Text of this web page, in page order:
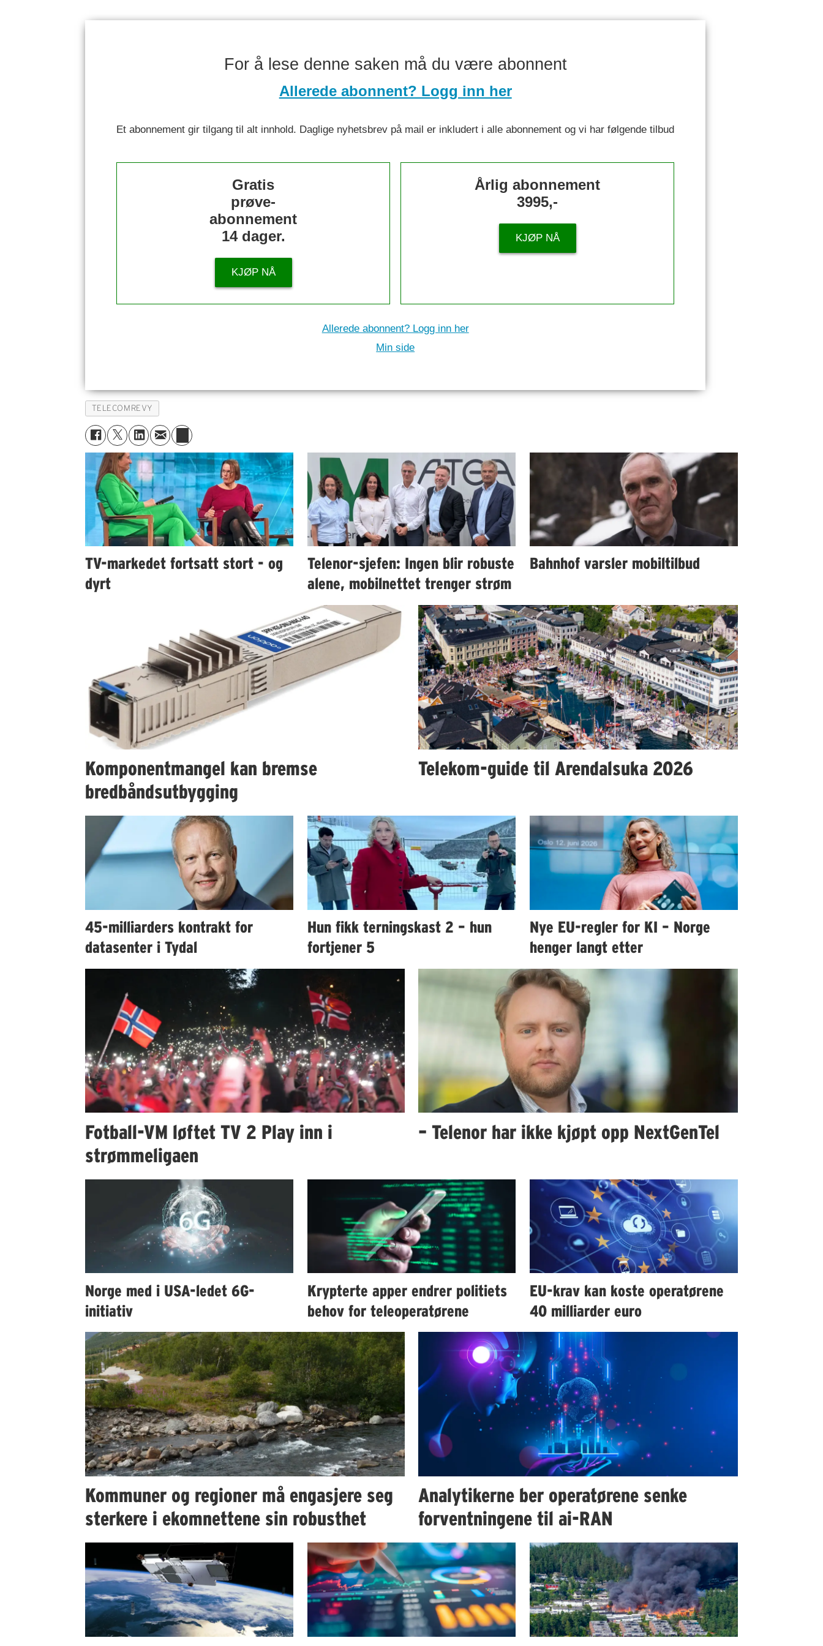
For å lese denne saken må du være abonnent
Allerede abonnent? Logg inn her
Et abonnement gir tilgang til alt innhold. Daglige nyhetsbrev på mail er inkludert i alle abonnement og vi har følgende tilbud
Gratis
prøve-
abonnement
14 dager.
KJØP NÅ
Årlig abonnement
3995,-
KJØP NÅ
Allerede abonnent? Logg inn her
Min side
TELECOMREVY
TV-markedet fortsatt stort - og
dyrt
Telenor-sjefen: Ingen blir robuste
alene, mobilnettet trenger strøm
Bahnhof varsler mobiltilbud
Komponentmangel kan bremse
bredbåndsutbygging
Telekom-guide til Arendalsuka 2026
45-milliarders kontrakt for
datasenter i Tydal
Hun fikk terningskast 2 – hun
fortjener 5
Nye EU-regler for KI – Norge
henger langt etter
Fotball-VM løftet TV 2 Play inn i
strømmeligaen
– Telenor har ikke kjøpt opp NextGenTel
Norge med i USA-ledet 6G-
initiativ
Krypterte apper endrer politiets
behov for teleoperatørene
EU-krav kan koste operatørene
40 milliarder euro
Kommuner og regioner må engasjere seg
sterkere i ekomnettene sin robusthet
Analytikerne ber operatørene senke
forventningene til ai-RAN